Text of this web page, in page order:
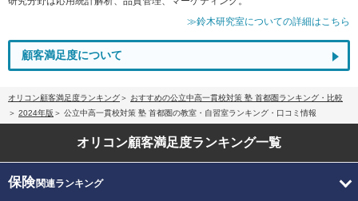
≫鈴木研究室についての詳細はこちら
顧客満足度について
オリコン顧客満足度ランキング
おすすめの公立中高一貫校対策 塾 首都圏ランキング・比較
2024年版
公立中高一貫校対策 塾 首都圏の教室・自習室ランキング・口コミ情報
オリコン顧客満足度ランキング一覧
保険関連ランキング